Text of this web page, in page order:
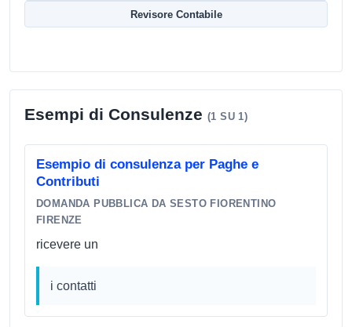
Revisore Contabile
Esempi di Consulenze (1 SU 1)
Esempio di consulenza per Paghe e
Contributi
DOMANDA PUBBLICA DA SESTO FIORENTINO
FIRENZE
ricevere un
i contatti